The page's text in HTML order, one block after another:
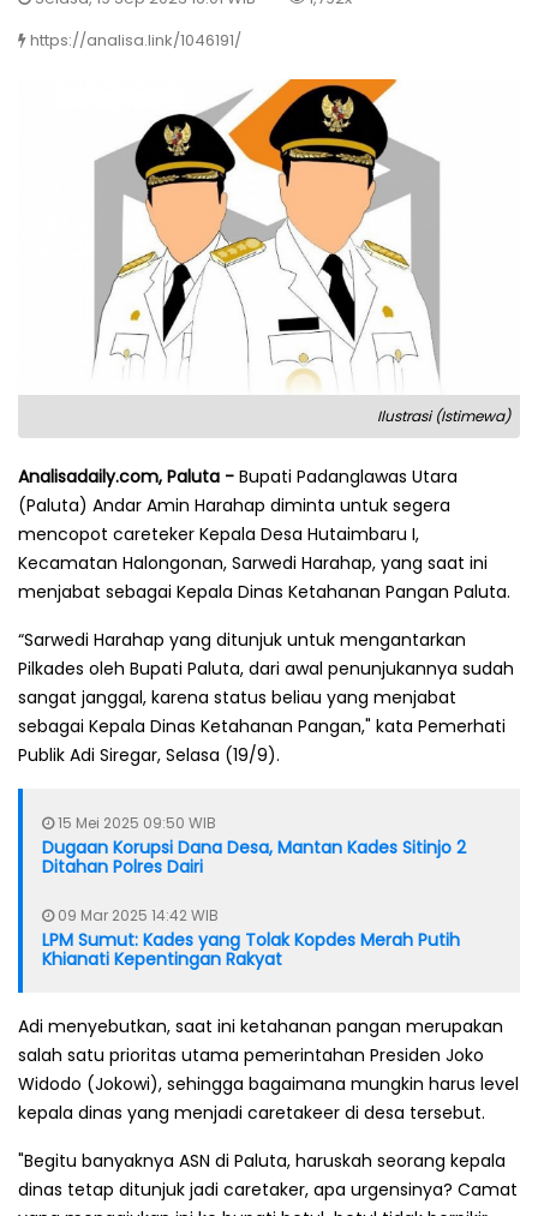
https://analisa.link/1046191/
Ilustrasi (Istimewa)
Analisadaily.com, Paluta - Bupati Padanglawas Utara
(Paluta) Andar Amin Harahap diminta untuk segera
mencopot careteker Kepala Desa Hutaimbaru I,
Kecamatan Halongonan, Sarwedi Harahap, yang saat ini
menjabat sebagai Kepala Dinas Ketahanan Pangan Paluta.
“Sarwedi Harahap yang ditunjuk untuk mengantarkan
Pilkades oleh Bupati Paluta, dari awal penunjukannya sudah
sangat janggal, karena status beliau yang menjabat
sebagai Kepala Dinas Ketahanan Pangan," kata Pemerhati
Publik Adi Siregar, Selasa (19/9).
15 Mei 2025 09:50 WIB
Dugaan Korupsi Dana Desa, Mantan Kades Sitinjo 2
Ditahan Polres Dairi
09 Mar 2025 14:42 WIB
LPM Sumut: Kades yang Tolak Kopdes Merah Putih
Khianati Kepentingan Rakyat
Adi menyebutkan, saat ini ketahanan pangan merupakan
salah satu prioritas utama pemerintahan Presiden Joko
Widodo (Jokowi), sehingga bagaimana mungkin harus level
kepala dinas yang menjadi caretakeer di desa tersebut.
"Begitu banyaknya ASN di Paluta, haruskah seorang kepala
dinas tetap ditunjuk jadi caretaker, apa urgensinya? Camat